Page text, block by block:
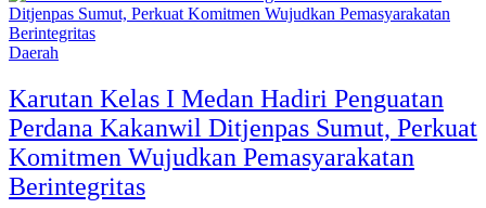
Daerah
Karutan Kelas I Medan Hadiri Penguatan
Perdana Kakanwil Ditjenpas Sumut, Perkuat
Komitmen Wujudkan Pemasyarakatan
Berintegritas